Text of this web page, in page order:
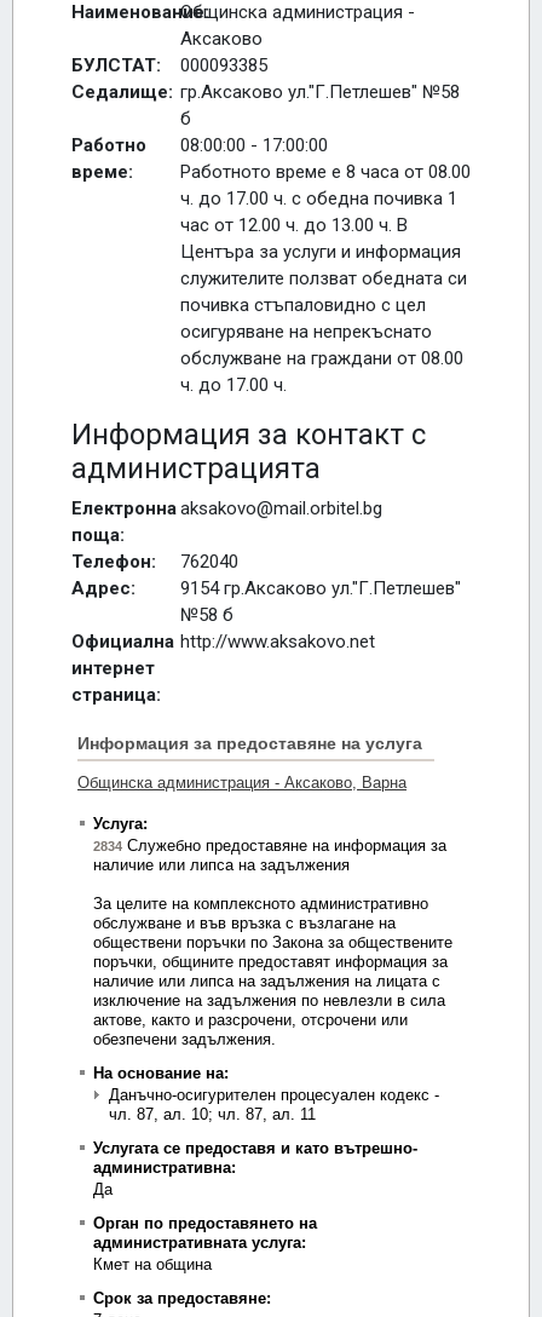
Наименование:Общинска администрация -
Аксаково
БУЛСТАТ:
000093385
Седалище: гр.Аксаково ул."Г.Петлешев" №58
б
Работно
време:
08:00:00 - 17:00:00
Работното време е 8 часа от 08.00
ч. до 17.00 ч. с обедна почивка 1
час от 12.00 ч. до 13.00 ч. В
Центъра за услуги и информация
служителите ползват обедната си
почивка стъпаловидно с цел
осигуряване на непрекъснато
обслужване на граждани от 08.00
ч. до 17.00 ч.
Информация за контакт с
администрацията
Електронна
поща:
aksakovo@mail.orbitel.bg
Телефон:
762040
Адрес:
9154 гр.Аксаково ул."Г.Петлешев"
№58 б
Официална
интернет
страница:
http://www.aksakovo.net